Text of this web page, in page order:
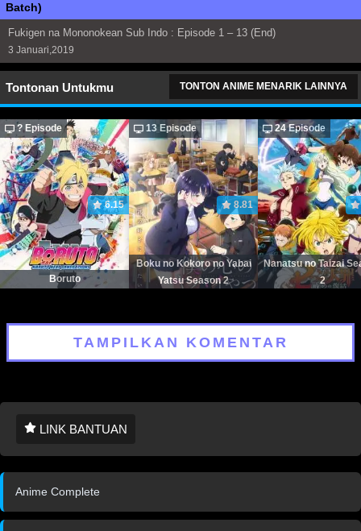
Batch)
Fukigen na Mononokean Sub Indo : Episode 1 – 13 (End)
3 Januari,2019
Tontonan Untukmu TONTON ANIME MENARIK LAINNYA
? Episode
6.15
Boruto
13 Episode
8.81
Boku no Kokoro no Yabai
Yatsu Season 2
24 Episode
Nanatsu no Taizai
2
TAMPILKAN KOMENTAR
LINK BANTUAN
Anime Complete